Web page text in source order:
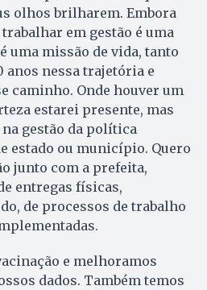
olhos brilharem. Embora
em gestão é uma
uma missão de vida, tanto
anos nessa trajetória e
caminho. Onde houver um
estarei presente, mas
na gestão da política
estado ou município. Quero
junto com a prefeita,
entregas físicas,
de processos de trabalho
e melhoramos
dados. Também temos